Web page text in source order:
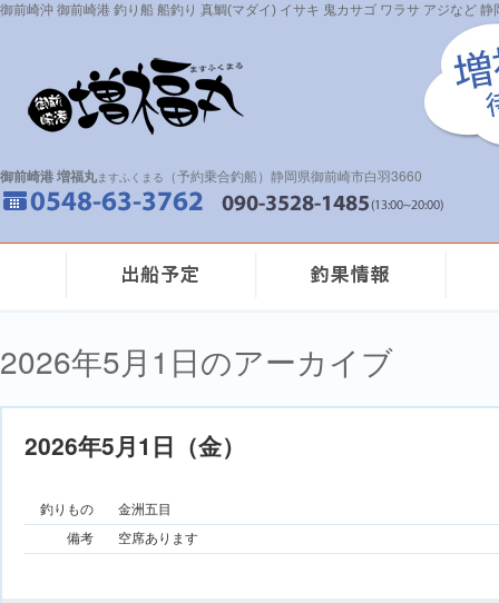
御前崎沖 御前崎港 釣り船 船釣り 真鯛(マダイ) イサキ 鬼カサゴ ワラサ アジなど
御前崎港 増福丸ますふくまる （予約乗合釣船）静岡県御前崎市白羽3660
2026年5月1日のアーカイブ
2026年5月1日（金）
釣りもの
金洲五目
備考
空席あります